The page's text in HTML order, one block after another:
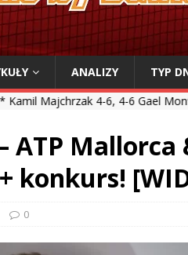
ANALIZY TYP
6, 4-6 Gael Monfils*** WTA
ATP Mallorca
konkurs!
0